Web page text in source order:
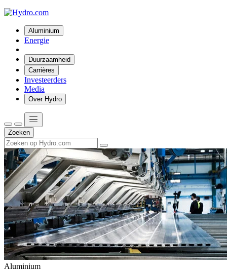
Aluminium
Energie
Duurzaamheid
Carrières
Investeerders
Media
Over Hydro
Zoeken
Aluminium